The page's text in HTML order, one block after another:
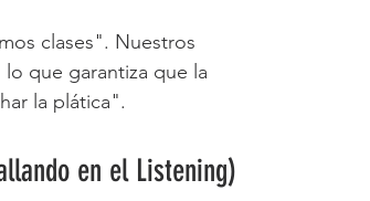
clases". Nuestros
lo que garantiza que la
la plática".
en el Listening)